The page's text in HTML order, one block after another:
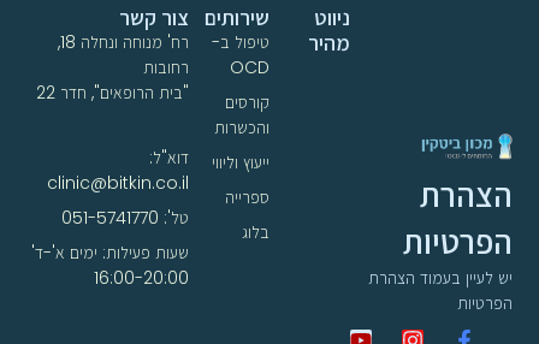
הצהרת
הפרטיות
יש לעיין בעמוד הצהרת
הפרטיות
שירותים
טיפול ב-
OCD
קורסים
והכשרות
ייעוץ וליווי
ספרייה
בלוג
ניווט
מהיר
צור קשר
רח' מנוחה ונחלה 18,
רחובות
"בית הרופאים", חדר 22
דוא"ל:
clinic@bitkin.co.il
טל': 051-5741770
שעות פעילות: ימים א'-ד'
16:00-20:00